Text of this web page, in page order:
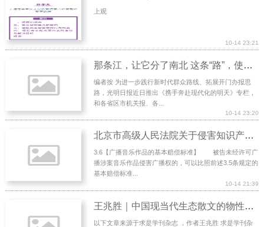
上观
10-14 23:21
那条江，让它分了南北 这条“路”，使它浑为“一体”
编者按 为进一步践行新时代群众路线、拓展开门办报思
路，光明日报近日推出《携手奔赴现代化的明天》专栏，
和各省区市机关报、各...
10-14 23:20
北京市高级人民法院关于侵害知识产权及不正当竞争案件确定损害赔偿的指导意见及法定赔偿的裁判标准
3.6【广播音乐作品的基本赔偿标准】 被告未经许可广
播涉案音乐作品侵害广播权的，可以比照前述3.5条规定的
基本赔偿标准...
10-14 21:39
王兆胜｜中国现当代生态散文的物性书写类型
以下文章来源于求是学刊杂志 ，作者王兆胜 求是学刊杂